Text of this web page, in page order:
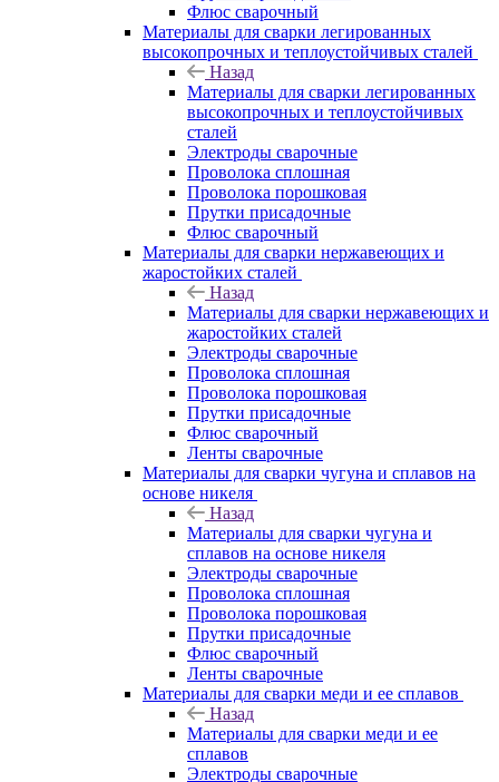
Флюс сварочный
Материалы для сварки легированных
высокопрочных и теплоустойчивых сталей
Назад
Материалы для сварки легированных
высокопрочных и теплоустойчивых
сталей
Электроды сварочные
Проволока сплошная
Проволока порошковая
Прутки присадочные
Флюс сварочный
Материалы для сварки нержавеющих и
жаростойких сталей
Назад
Материалы для сварки нержавеющих и
жаростойких сталей
Электроды сварочные
Проволока сплошная
Проволока порошковая
Прутки присадочные
Флюс сварочный
Ленты сварочные
Материалы для сварки чугуна и сплавов на
основе никеля
Назад
Материалы для сварки чугуна и
сплавов на основе никеля
Электроды сварочные
Проволока сплошная
Проволока порошковая
Прутки присадочные
Флюс сварочный
Ленты сварочные
Материалы для сварки меди и ее сплавов
Назад
Материалы для сварки меди и ее
сплавов
Электроды сварочные